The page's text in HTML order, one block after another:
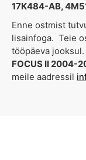
17K484-AB,
Enne ostmist
lisainfoga. Teie
tööpäeva
FOCUS II 2004-
meile aadressil